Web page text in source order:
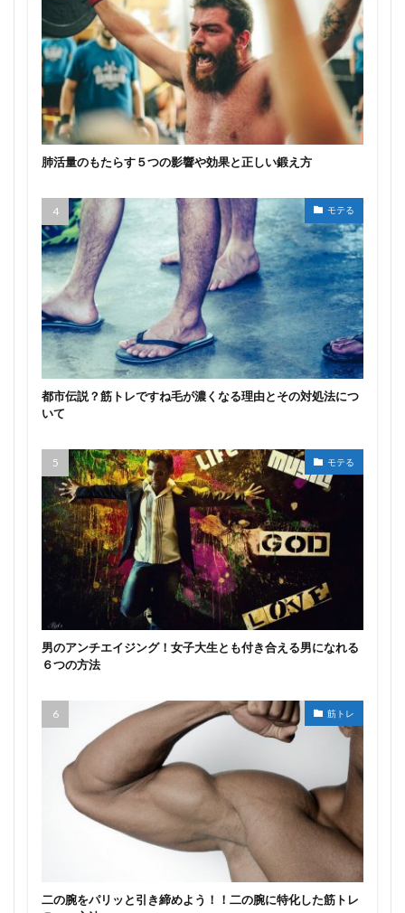
肺活量のもたらす５つの影響や効果と正しい鍛え方
モテる
都市伝説？筋トレですね毛が濃くなる理由とその対処法につ
いて
モテる
男のアンチエイジング！女子大生とも付き合える男になれる
６つの方法
筋トレ
二の腕をパリッと引き締めよう！！二の腕に特化した筋トレ